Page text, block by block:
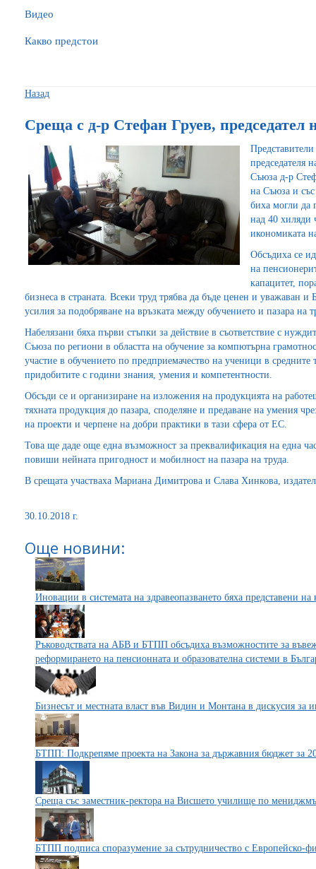
Видео
Какво предстои
Назад
Среща с д-р Стефан Груев, председател
председателя
Съюза д-р
на Съюза и със
биха могли да
над 40 хиляди
икономиката
Обсъдиха се
на
капацитет,
бизнеса в страната. Всеки труд трябва да бъде ценен и уважаван
усилия за подобряване на връзката между обучението и пазара на
Набелязани бяха първи стъпки за действие в съответствие с
Съюза по региони в областта на обучение за компютърна
участие в обучението по предприемачество на ученици в
придобитите с години знания, умения и компетентности.
Обсъди се и организиране на изложения на продукцията на
тяхната продукция до пазара, споделяне и предаване на умения
на проекти и черпене на добри практики в тази сфера от ЕС.
Това ще даде още една възможност за преквалификация на една
повиши нейната пригодност и мобилност на пазара на труда.
В срещата участваха Мариана Димитрова и Слава Хинкова,
30.10.2018 г.
Още новини:
Иновации в системата на здравеопазването бяха представени
Ръководствата на АБВ и БТПП обсъдиха възможностите за
реформирането на пенсионната и образователна системи в
Бизнесът и местната власт във Видин и Монтана в дискусия за
БТПП: Подкрепяме проекта на Закона за държавния бюджет за
Среща със заместник-ректора на Висшето училище по
БТПП подписа споразумение за сътрудничество с Европейско-